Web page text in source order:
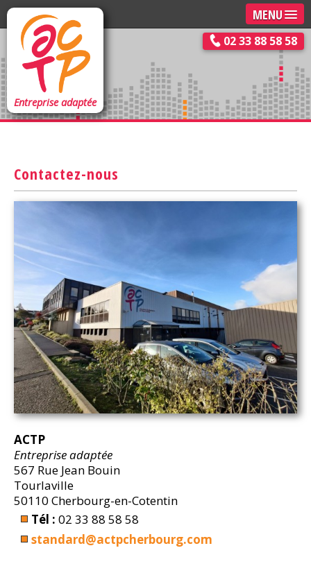
MENU
02 33 88 58 58
Entreprise adaptée
Contactez-nous
ACTP
Entreprise adaptée
567 Rue Jean Bouin
Tourlaville
50110 Cherbourg-en-Cotentin
Tél : 02 33 88 58 58
standard@actpcherbourg.com